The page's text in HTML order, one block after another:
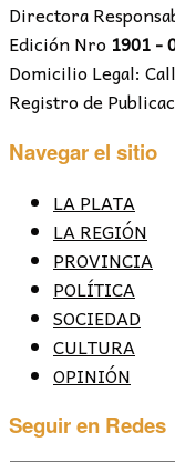
Directora
Edición Nro 1901 -
Domicilio Legal:
Registro de
Navegar el sitio
LA PLATA
LA REGIÓN
PROVINCIA
POLÍTICA
SOCIEDAD
CULTURA
OPINIÓN
Seguir en Redes